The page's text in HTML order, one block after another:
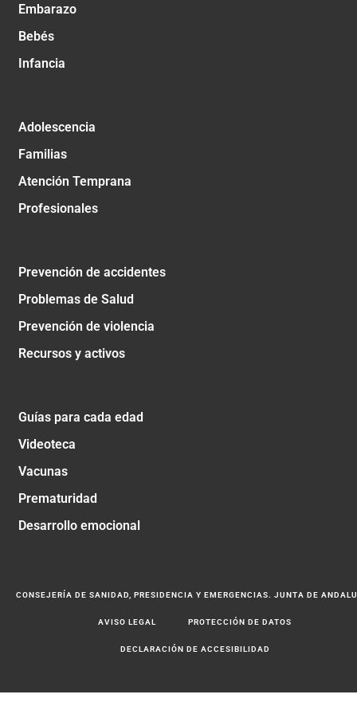
Embarazo
Bebés
Infancia
Adolescencia
Familias
Atención Temprana
Profesionales
Prevención de accidentes
Problemas de Salud
Prevención de violencia
Recursos y activos
Guías para cada edad
Videoteca
Vacunas
Prematuridad
Desarrollo emocional
CONSEJERÍA DE SANIDAD, PRESIDENCIA Y EMERGENCIAS. JUNTA DE
AVISO LEGAL PROTECCIÓN DE DATOS
DECLARACIÓN DE ACCESIBILIDAD